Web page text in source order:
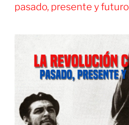
marxista»
pasado, presente y futuro